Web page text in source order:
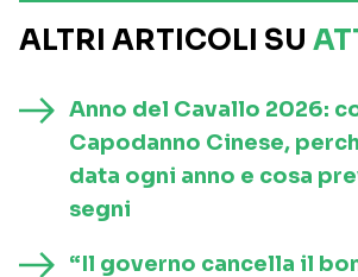
ALTRI ARTICOLI SU
Anno del Cavallo 2026:
Capodanno Cinese,
data ogni anno e cosa
segni
“Il governo cancella il